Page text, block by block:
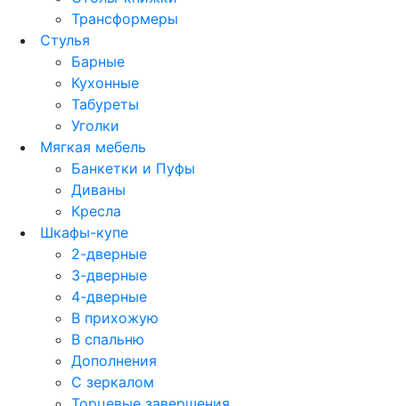
Трансформеры
Стулья
Барные
Кухонные
Табуреты
Уголки
Мягкая мебель
Банкетки и Пуфы
Диваны
Кресла
Шкафы-купе
2-дверные
3-дверные
4-дверные
В прихожую
В спальню
Дополнения
С зеркалом